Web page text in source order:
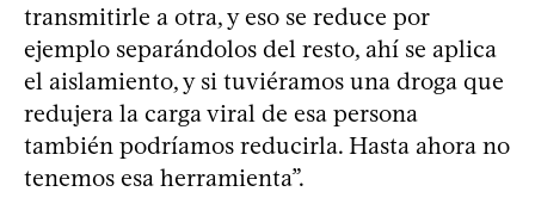
transmitirle a otra, y eso se reduce por
ejemplo separándolos del resto, ahí se aplica
el aislamiento, y si tuviéramos una droga que
redujera la carga viral de esa persona
también podríamos reducirla. Hasta ahora no
tenemos esa herramienta”.